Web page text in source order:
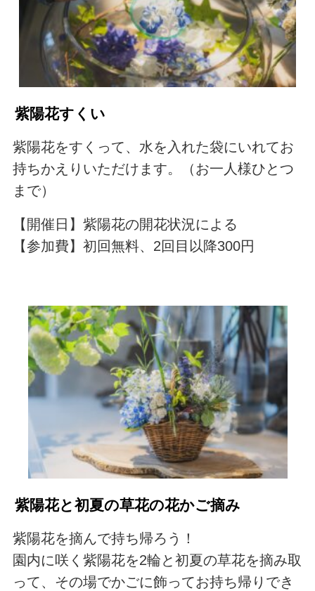
紫陽花すくい
紫陽花をすくって、水を入れた袋にいれてお
持ちかえりいただけます。（お一人様ひとつ
まで）
【開催日】紫陽花の開花状況による
【参加費】初回無料、2回目以降300円
紫陽花と初夏の草花の花かご摘み
紫陽花を摘んで持ち帰ろう！
園内に咲く紫陽花を2輪と初夏の草花を摘み取
って、その場でかごに飾ってお持ち帰りでき